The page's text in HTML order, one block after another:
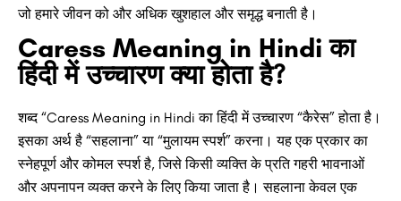
जो हमारे जीवन को और अधिक खुशहाल और समृद्ध बनाती है।
Caress Meaning in Hindi का
हिंदी में उच्चारण क्या होता है?
शब्द “Caress Meaning in Hindi का हिंदी में उच्चारण “कैरेस” होता है।
इसका अर्थ है “सहलाना” या “मुलायम स्पर्श” करना। यह एक प्रकार का
स्नेहपूर्ण और कोमल स्पर्श है, जिसे किसी व्यक्ति के प्रति गहरी भावनाओं
और अपनापन व्यक्त करने के लिए किया जाता है। सहलाना केवल एक